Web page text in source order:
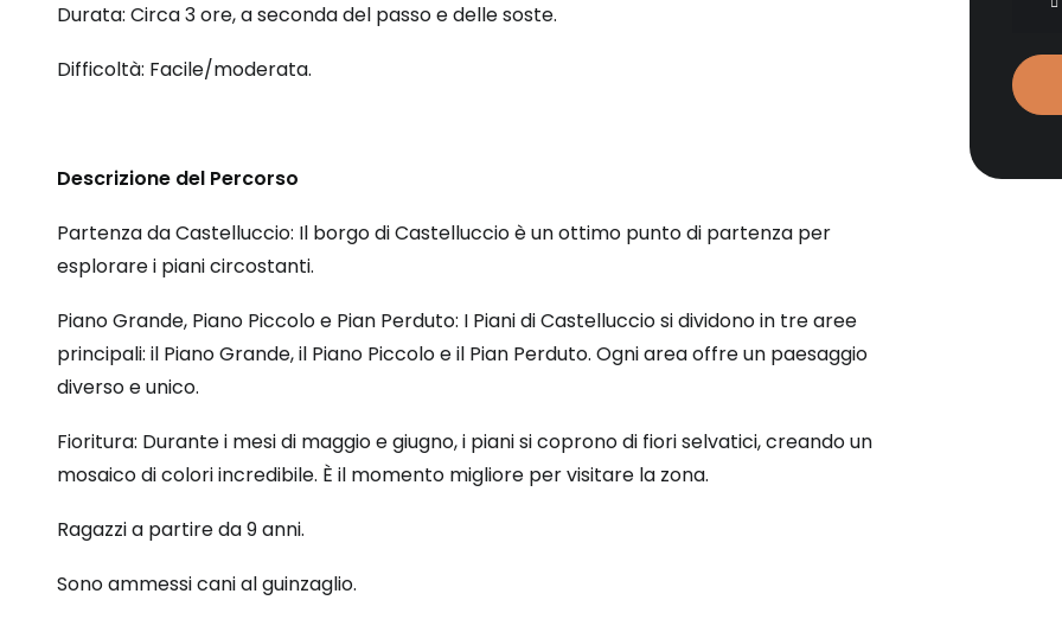
Durata: Circa 3 ore, a seconda del passo e delle soste.
Difficoltà: Facile/moderata.
Descrizione del Percorso
Partenza da Castelluccio: Il borgo di Castelluccio è un ottimo punto di partenza per
esplorare i piani circostanti.
Piano Grande, Piano Piccolo e Pian Perduto: I Piani di Castelluccio si dividono in tre aree
principali: il Piano Grande, il Piano Piccolo e il Pian Perduto. Ogni area offre un paesaggio
diverso e unico.
Fioritura: Durante i mesi di maggio e giugno, i piani si coprono di fiori selvatici, creando un
mosaico di colori incredibile. È il momento migliore per visitare la zona.
Ragazzi a partire da 9 anni.
Sono ammessi cani al guinzaglio.
Piani
di